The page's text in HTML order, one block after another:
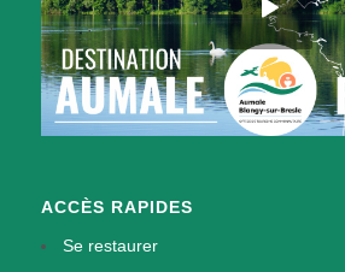
ACCÈS RAPIDES
Se restaurer